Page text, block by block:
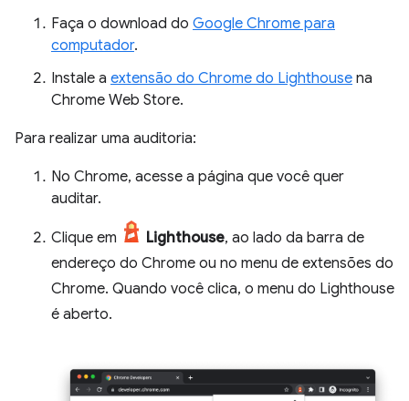
Faça o download do Google Chrome para
computador.
Instale a extensão do Chrome do Lighthouse na
Chrome Web Store.
Para realizar uma auditoria:
No Chrome, acesse a página que você quer
auditar.
Clique em Lighthouse, ao lado da barra de
endereço do Chrome ou no menu de extensões do
Chrome. Quando você clica, o menu do Lighthouse
é aberto.